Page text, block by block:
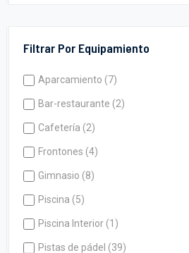
Filtrar Por Equipamiento
Aparcamiento (7)
Bar-restaurante (2)
Cafetería (2)
Frontones (4)
Gimnasio (8)
Piscina (5)
Piscina Interior (1)
Pistas de pádel (39)